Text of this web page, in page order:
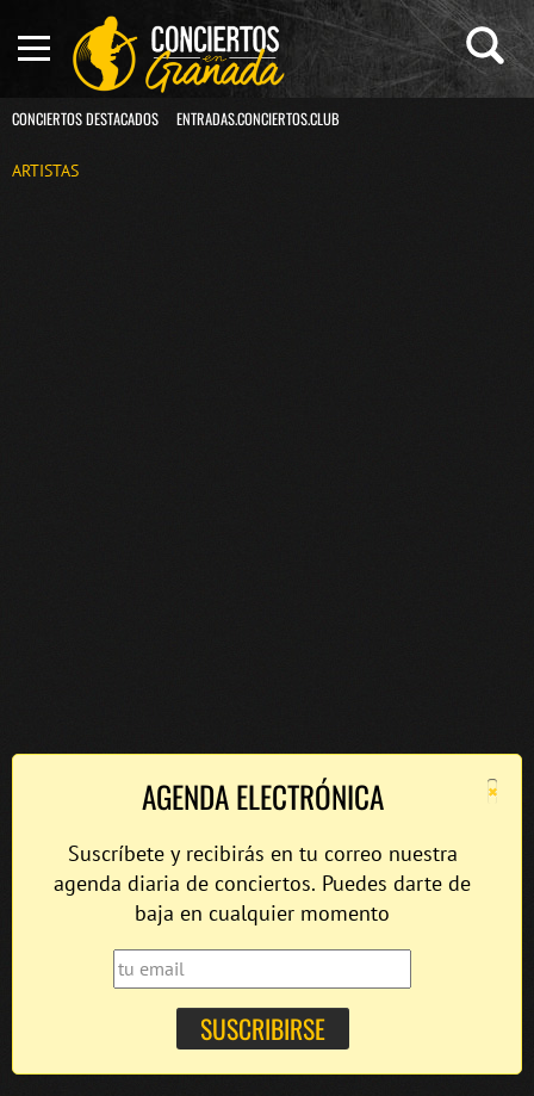
CONCIERTOS DESTACADOS ENTRADAS.CONCIERTOS.CLUB
ARTISTAS
×
AGENDA ELECTRÓNICA
Suscríbete y recibirás en tu correo nuestra
agenda diaria de conciertos. Puedes darte de
baja en cualquier momento